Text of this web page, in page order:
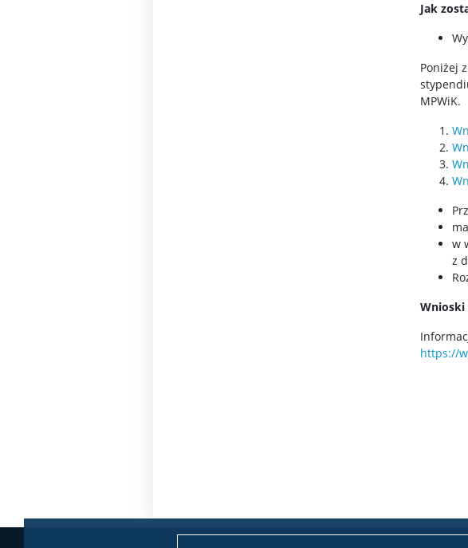
Jak
Poniżej
MPWiK.
w
z
Wnioski
https://